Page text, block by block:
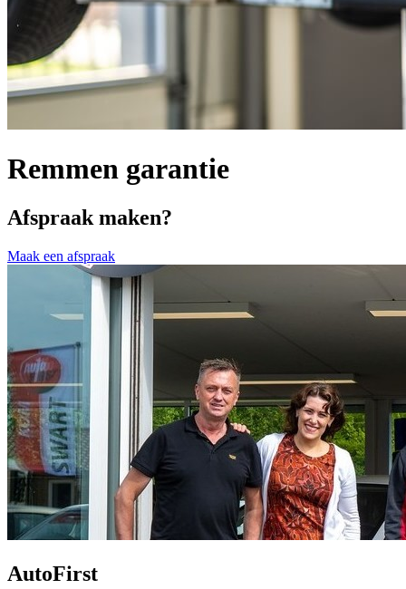
Remmen garantie
Afspraak maken?
Maak een afspraak
AutoFirst